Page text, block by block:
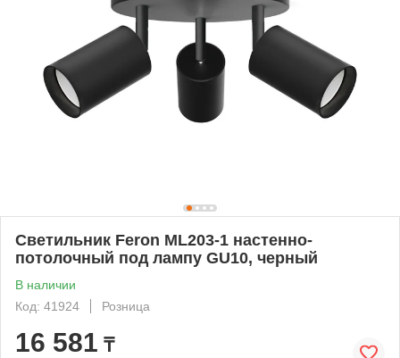
Светильник Feron ML203-1 настенно-
потолочный под лампу GU10, черный
В наличии
Код: 41924
Розница
16 581 ₸